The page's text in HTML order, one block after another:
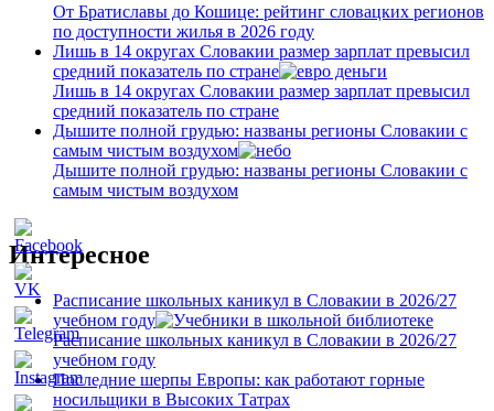
От Братиславы до Кошице: рейтинг словацких регионов
по доступности жилья в 2026 году
Лишь в 14 округах Словакии размер зарплат превысил
средний показатель по стране
Лишь в 14 округах Словакии размер зарплат превысил
средний показатель по стране
Дышите полной грудью: названы регионы Словакии с
самым чистым воздухом
Дышите полной грудью: названы регионы Словакии с
самым чистым воздухом
Интересное
Расписание школьных каникул в Словакии в 2026/27
учебном году
Расписание школьных каникул в Словакии в 2026/27
учебном году
Последние шерпы Европы: как работают горные
носильщики в Высоких Татрах